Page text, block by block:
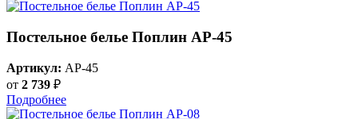
Постельное белье Поплин AP-45
Артикул: AP-45
от 2 739 ₽
Подробнее